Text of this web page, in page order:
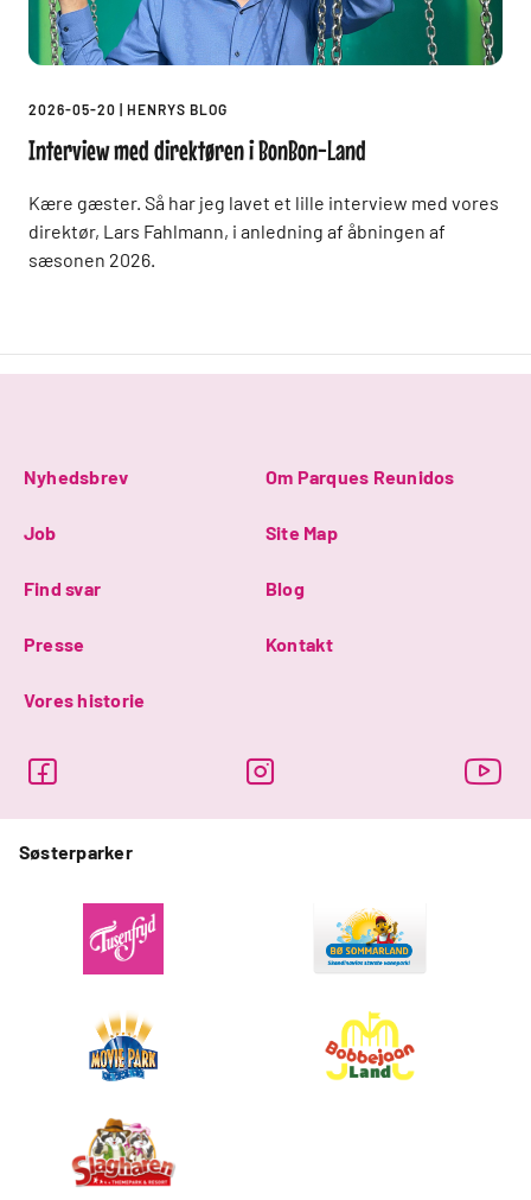
2026-05-20 | HENRYS BLOG
Interview med direktøren i BonBon-Land
Kære gæster. Så har jeg lavet et lille interview med vores
direktør, Lars Fahlmann, i anledning af åbningen af
sæsonen 2026.
Nyhedsbrev Om Parques Reunidos
Job Site Map
Find svar Blog
Presse Kontakt
Vores historie
Søsterparker